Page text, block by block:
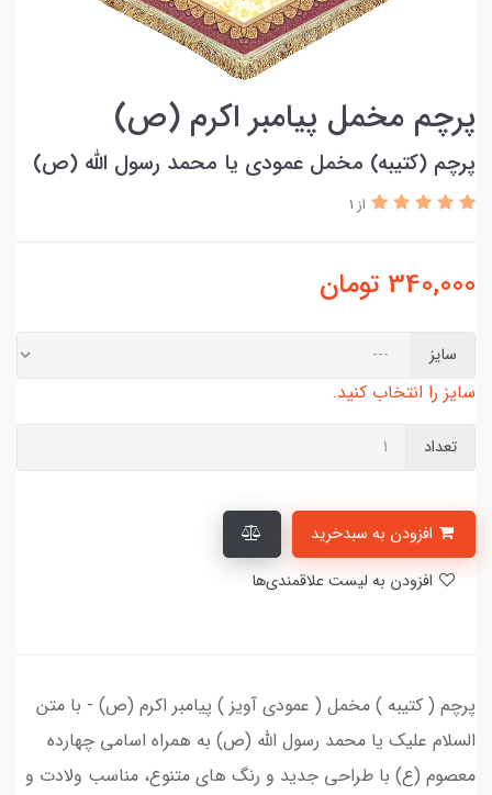
پرچم مخمل پیامبر اکرم (ص)
پرچم (کتیبه) مخمل عمودی یا محمد رسول الله (ص)
از 1
340,000 تومان
سایز
سایز را انتخاب کنید.
تعداد
پرچم ( کتیبه ) مخمل ( عمودی آویز ) پیامبر اکرم (ص) - با متن
السلام علیک یا محمد رسول الله (ص) به همراه اسامی چهارده
معصوم (ع) با طراحی جدید و رنگ های متنوع، مناسب ولادت و